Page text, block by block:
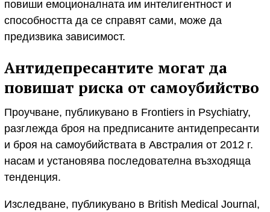
повиши емоционалната им интелигентност и
способността да се справят сами, може да
предизвика зависимост.
Антидепресантите могат да
повишат риска от самоубийство
Проучване, публикувано в Frontiers in Psychiatry,
разглежда броя на предписаните антидепресанти
и броя на самоубийствата в Австралия от 2012 г.
насам и установява последователна възходяща
тенденция.
Изследване, публикувано в British Medical Journal,